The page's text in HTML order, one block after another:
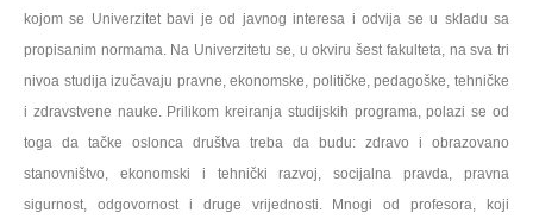
kojom se Univerzitet bavi je od javnog interesa i odvija se u skladu sa
propisanim normama. Na Univerzitetu se, u okviru šest fakulteta, na sva tri
nivoa studija izučavaju pravne, ekonomske, političke, pedagoške, tehničke
i zdravstvene nauke. Prilikom kreiranja studijskih programa, polazi se od
toga da tačke oslonca društva treba da budu: zdravo i obrazovano
stanovništvo, ekonomski i tehničkirazvoj, socijalna pravda, pravna
sigurnost, odgovornost i druge vrijednosti. Mnogi od profesora, koji